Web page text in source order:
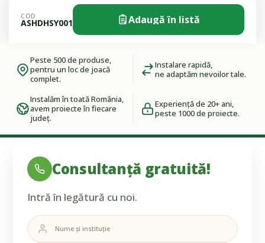
COD
ASHDHSY001 Adaugă în listă
Peste 500 de produse,
pentru un loc de joacă
complet.
Instalare rapidă,
ne adaptăm nevoilor tale.
Instalăm în toată România,
avem proiecte în fiecare
județ.
Experiență de 20+ ani,
peste 1000 de proiecte.
Consultanță gratuită!
Intră în legătură cu noi.